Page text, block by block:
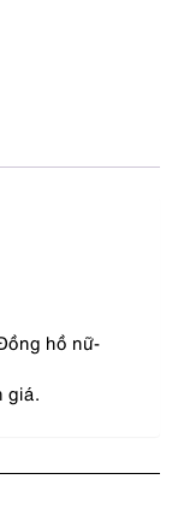
hồ nữ-
giá.